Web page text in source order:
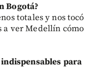
Bogotá?
totales y nos tocó
a ver Medellín cómo
para